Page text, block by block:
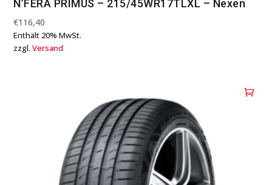
N’FERA PRIMUS – 215/45WR17TLXL – Nexen
€116,40
Enthält 20% MwSt.
zzgl.Versand